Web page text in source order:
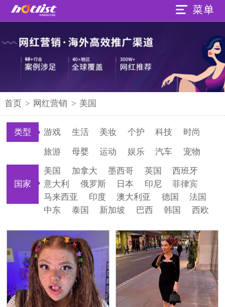
首页 > 网红营销 > 美国
类型 游戏 生活 美妆 个护 科技 时尚
旅游 母婴 运动 娱乐 汽车 宠物
国家
美国 加拿大 墨西哥 英国
西班牙
意大利
俄罗斯 日本 印尼
菲律宾
马来西亚
印度 澳大利亚 德国
法国
中东
泰国 新加坡 巴西 韩国 西欧